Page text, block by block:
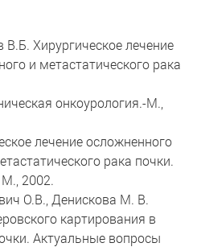
Хирургическое лечение
и метастатического рака
онкоурология.-М.,
лечение осложненного
рака почки.
2002.
О.В., Денискова М. В.
картирования в
Актуальные вопросы